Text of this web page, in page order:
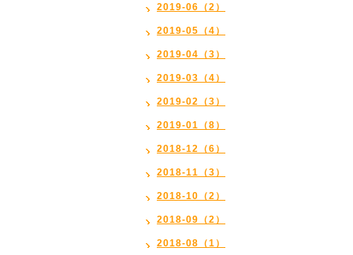
2019-06（2）
2019-05（4）
2019-04（3）
2019-03（4）
2019-02（3）
2019-01（8）
2018-12（6）
2018-11（3）
2018-10（2）
2018-09（2）
2018-08（1）